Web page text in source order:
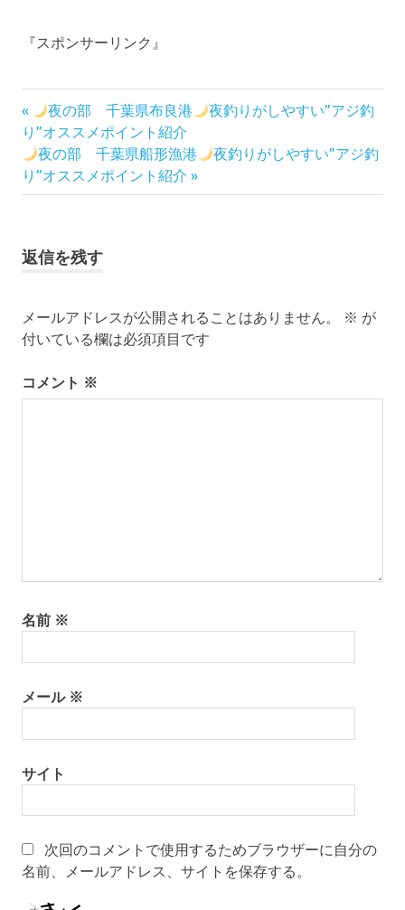
『スポンサーリンク』
投
稿
ナ
ゲ
ー
シ
ョ
前
の
記
事:
夜の部 千葉県布良港
夜釣りがしやすい”アジ釣
り”オススメポイント紹介
次
の
記
夜の部 千葉県船形漁港
夜釣りがしやすい”アジ釣
り”オススメポイント紹介
返信を残す
メールアドレスが公開されることはありません。 ※ が
付いている欄は必須項目です
コメント ※
名前 ※
メール ※
サイト
次回のコメントで使用するためブラウザーに自分の
名前、メールアドレス、サイトを保存する。